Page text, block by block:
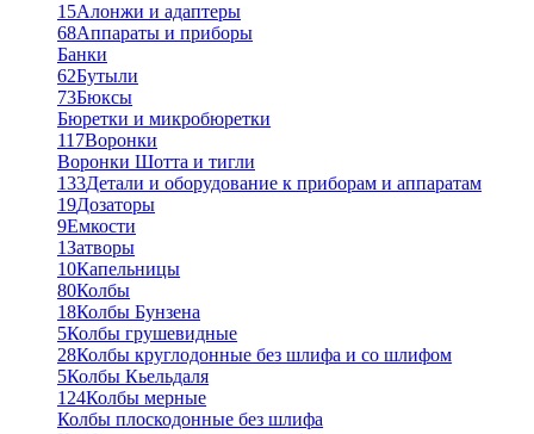
15Алонжи и адаптеры
68Аппараты и приборы
Банки
62Бутыли
73Бюксы
Бюретки и микробюретки
117Воронки
Воронки Шотта и тигли
133Детали и оборудование к приборам и аппаратам
19Дозаторы
9Емкости
1Затворы
10Капельницы
80Колбы
18Колбы Бунзена
5Колбы грушевидные
28Колбы круглодонные без шлифа и со шлифом
5Колбы Кьельдаля
124Колбы мерные
Колбы плоскодонные без шлифа